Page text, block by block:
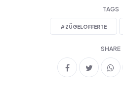
TAGS
#ZÜGELOFFERTE
SHARE